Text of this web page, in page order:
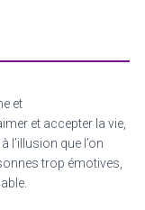
et
et accepter la vie,
l’illusion que l’on
trop émotives,